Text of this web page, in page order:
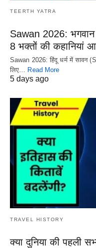
TEERTH YATRA
Sawan 2026: भगवान
8 भक्तों की कहानियां
Sawan 2026: हिंदू धर्म में सावन
लिए… Read More
5 days ago
TRAVEL HISTORY
क्या दुनिया की पहली